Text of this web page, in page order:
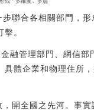
聯合各相關部門，
。
融管理部門、網信
體企業和物理住所
開全國之先河。事